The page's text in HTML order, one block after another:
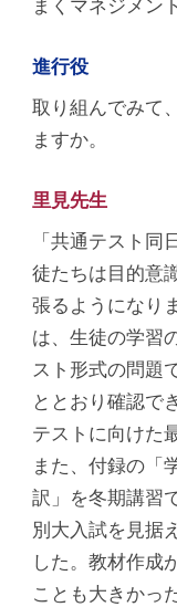
まくマネジメン
進行役
取り組んでみて
ますか。
里見先生
「共通テスト
徒たちは目的意
張るようになり
は、生徒の学習
スト形式の問題
ととおり確認で
テストに向けた
また、付録の「
訳」を冬期講習
別大入試を見据
した。教材作成
ことも大きかっ